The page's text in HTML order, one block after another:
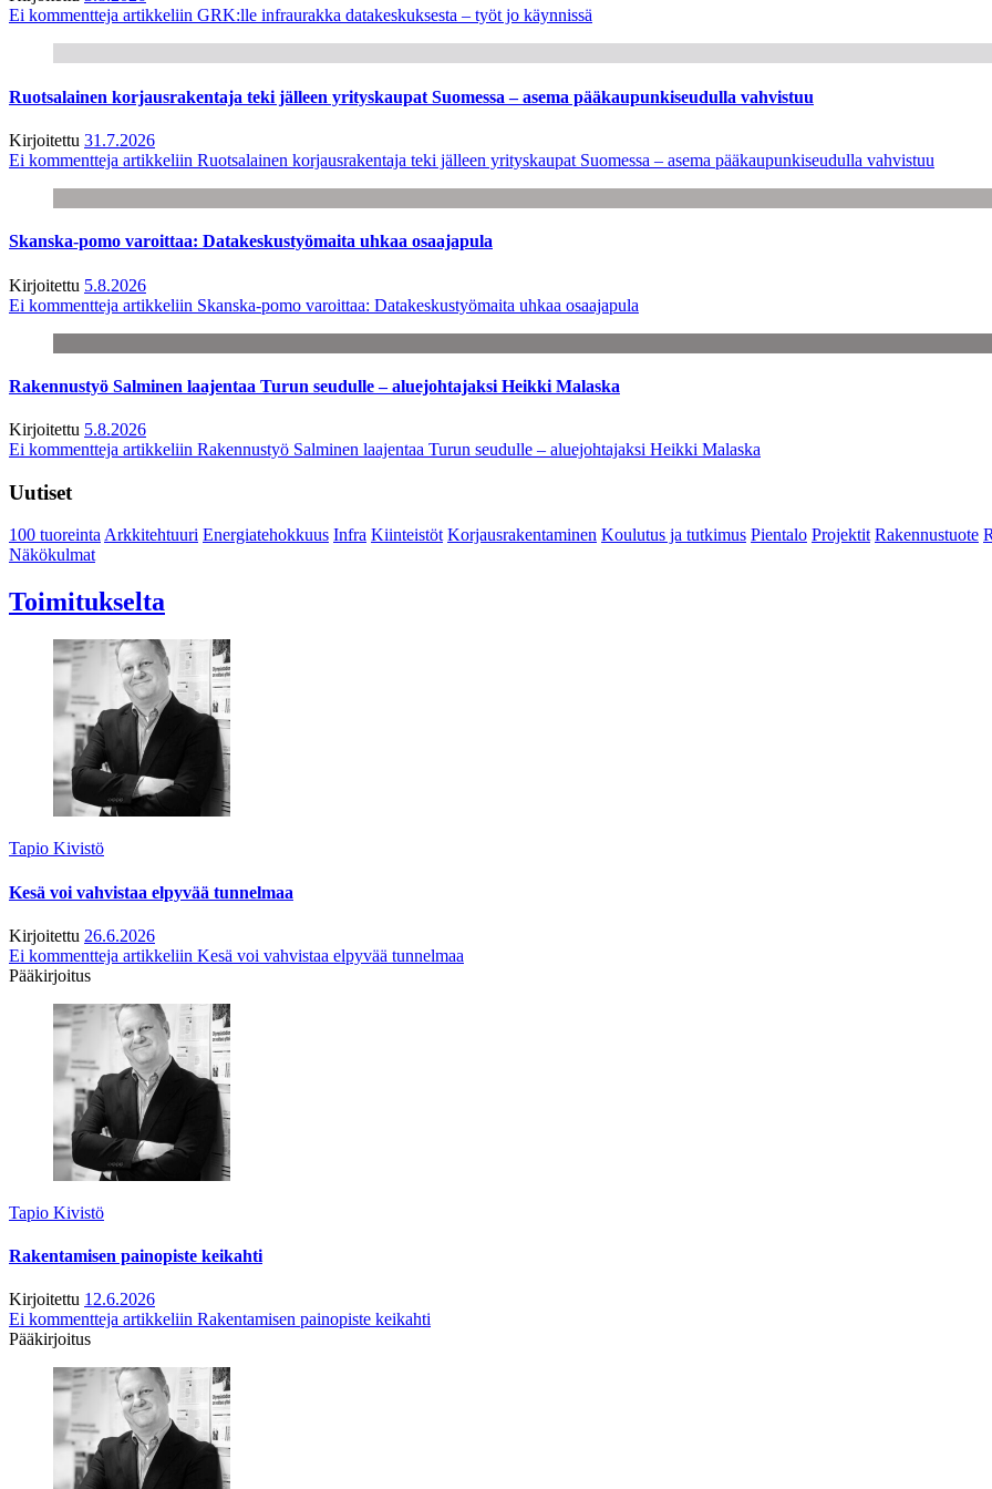
Ei kommentteja artikkeliin GRK:lle infraurakka datakeskuksesta – työt jo käynnissä
Ruotsalainen korjausrakentaja teki jälleen yrityskaupat Suomessa – asema pääkaupunkiseudulla vahvistuu
Kirjoitettu 31.7.2026
Ei kommentteja artikkeliin Ruotsalainen korjausrakentaja teki jälleen yrityskaupat Suomessa – asema pääkaupunkiseudulla vahvistuu
Skanska-pomo varoittaa: Datakeskustyömaita uhkaa osaajapula
Kirjoitettu 5.8.2026
Ei kommentteja artikkeliin Skanska-pomo varoittaa: Datakeskustyömaita uhkaa osaajapula
Rakennustyö Salminen laajentaa Turun seudulle – aluejohtajaksi Heikki Malaska
Kirjoitettu 5.8.2026
Ei kommentteja artikkeliin Rakennustyö Salminen laajentaa Turun seudulle – aluejohtajaksi Heikki Malaska
Uutiset
100 tuoreintaArkkitehtuuri Energiatehokkuus Infra Kiinteistöt Korjausrakentaminen Koulutus ja tutkimus Pientalo Projektit Rakennustuote
Näkökulmat
Toimitukselta
Tapio Kivistö
Kesä voi vahvistaa elpyvää tunnelmaa
Kirjoitettu 26.6.2026
Ei kommentteja artikkeliin Kesä voi vahvistaa elpyvää tunnelmaa
Pääkirjoitus
Tapio Kivistö
Rakentamisen painopiste keikahti
Kirjoitettu 12.6.2026
Ei kommentteja artikkeliin Rakentamisen painopiste keikahti
Pääkirjoitus